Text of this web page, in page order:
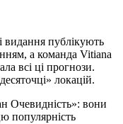
видання публікують
а команда Vitiana
всі ці прогнози.
локацій.
Очевидність»: вони
популярність